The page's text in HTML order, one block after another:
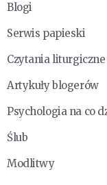
Blogi
Serwis papieski
Czytania liturgiczne
Artykuły blogerów
Psychologia na co
Ślub
Modlitwy